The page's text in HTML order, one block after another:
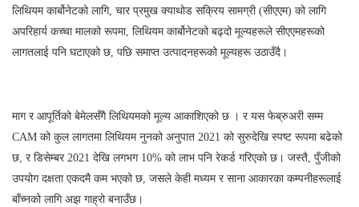
लिथियम कार्बोनेटको लागि, चार प्रमुख क्याथोड सक्रिय सामग्री (सीएएम) को लागि
अपरिहार्य कच्चा मालको रूपमा, लिथियम कार्बोनेटको बढ्दो मूल्यहरूले सीएएमहरूको
लागतलाई पनि घटाएको छ, पछि समाप्त उत्पादनहरूको मूल्यहरू उठाउँदै।
माग र आपूर्तिको बेमेलसँगै लिथियमको मूल्य आकाशिएको छ । र यस फेब्रुअरी सम्म
CAM को कुल लागतमा लिथियम नुनको अनुपात 2021 को सुरुदेखि स्पष्ट रूपमा बढेको
छ, र डिसेम्बर 2021 देखि लगभग 10% को लाभ पनि रेकर्ड गरिएको छ। जस्तै, पुँजीको
उपयोग दक्षता एकदमै कम भएको छ, जसले केही मध्यम र साना आकारका कम्पनीहरूलाई
बाँच्नको लागि अझ गाह्रो बनाउँछ।